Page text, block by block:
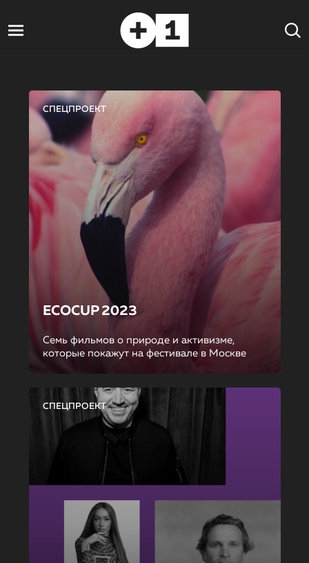
СПЕЦПРОЕКТ
ECOCUP 2023
Семь фильмов о природе и активизме,
которые покажут на фестивале в Москве
СПЕЦПРОЕКТ